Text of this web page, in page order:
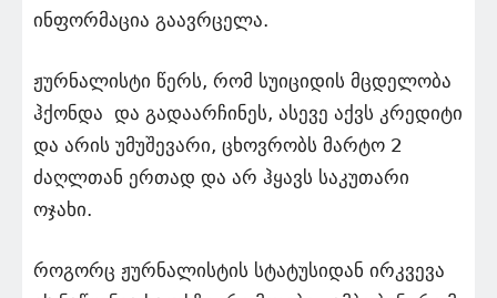
ინფორმაცია გაავრცელა.
ჟურნალისტი წერს, რომ სუიციდის მცდელობა
ჰქონდა და გადაარჩინეს, ასევე აქვს კრედიტი
და არის უმუშევარი, ცხოვრობს მარტო 2
ძაღლთან ერთად და არ ჰყავს საკუთარი
ოჯახი.
როგორც ჟურნალისტის სტატუსიდან ირკვევა